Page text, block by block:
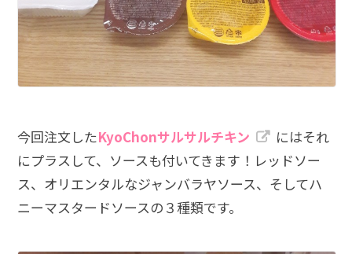
今回注文したKyoChonサルサルチキン
にはそれ
にプラスして、ソースも付いてきます！レッドソー
ス、オリエンタルなジャンバラヤソース、そしてハ
ニーマスタードソースの３種類です。